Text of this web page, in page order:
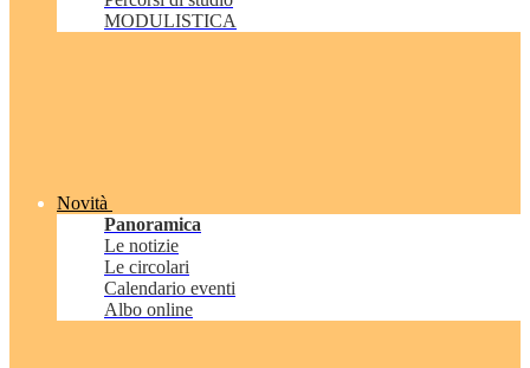
MODULISTICA
Novità
Panoramica
Le notizie
Le circolari
Calendario eventi
Albo online